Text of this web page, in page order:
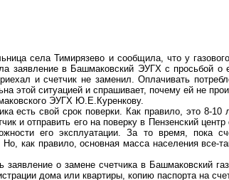
села Тимирязево и сообщила, что у
заявление в Башмаковский ЭУГХ с просьбой о
и счетчик не заменил. Оплачивать
ситуацией и спрашивает, почему ей не
ЭУГХ Ю.Е.Куренкову.
есть свой срок поверки. Как правило, это 8-10
и отправить его на поверку в Пензенский
его эксплуатации. За то время, пока
как правило, основная масса населения все-
заявление о замене счетчика в Башмаковский
дома или квартиры, копию паспорта на